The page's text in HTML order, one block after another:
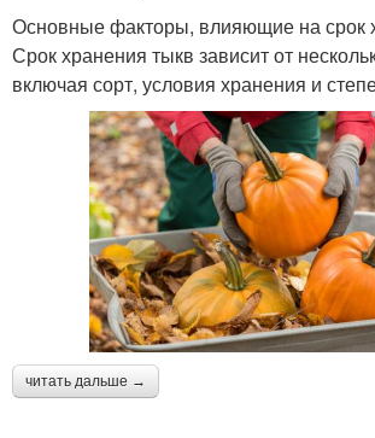
Основные факторы, влияющие на срок
Срок хранения тыкв зависит от
включая сорт, условия хранения и
читать дальше →